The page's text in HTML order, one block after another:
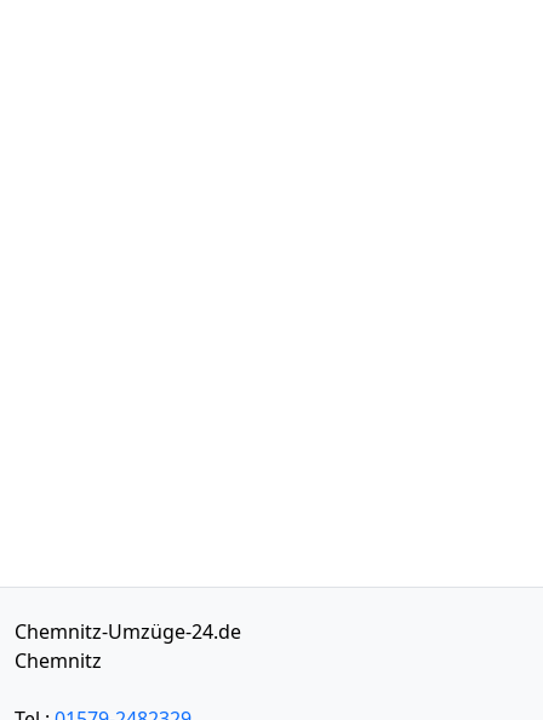
Chemnitz-Umzüge-24.de
Chemnitz